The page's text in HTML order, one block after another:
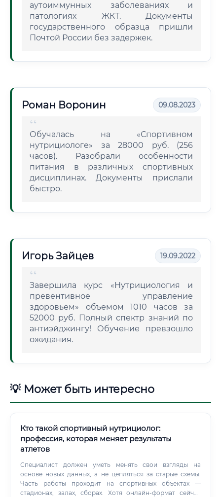
аутоиммунных заболеваниях и
патологиях ЖКТ. Документы
государственного образца пришли
Почтой России без задержек.
Роман Воронин 09.08.2023
Обучалась на «Спортивном
нутрициологе» за 28000 руб. (256
часов). Разобрали особенности
питания в различных спортивных
дисциплинах. Документы прислали
быстро.
Игорь Зайцев 19.09.2022
Завершила курс «Нутрициология и
превентивное управление
здоровьем» объемом 1010 часов за
52000 руб. Полный спектр знаний по
антиэйджингу! Обучение превзошло
ожидания.
💡 Может быть интересно
Кто такой спортивный нутрициолог:
профессия, которая меняет результаты
атлетов
Специалист должен уметь менять свои взгляды на
основе новых данных, а не цепляться за старые схемы.
Часть работы проходит на спортивных объектах —
стадионах, залах, сборах. Хотя онлайн-формат сейчас